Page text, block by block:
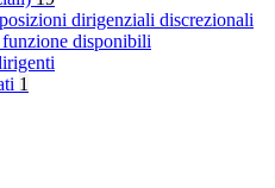
dirigenziali discrezionali
disponibili
1